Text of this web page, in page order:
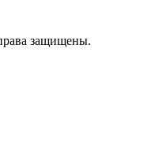
защищены.